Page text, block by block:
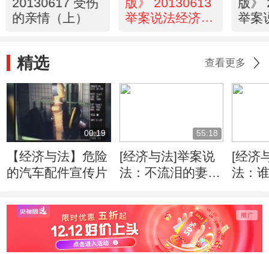
的亲情（上）
举案说法经济与
举案
精选 查看更多
00:19
【经济与法】危险
的汽车配件宣传片
55:18
[经济与法]举案说
法：不流泪的妻子
[经济
法：